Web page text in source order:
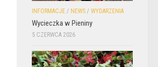
INFORMACJE / NEWS / WYDARZENIA
Wycieczka w Pieniny
5 CZERWCA 2026